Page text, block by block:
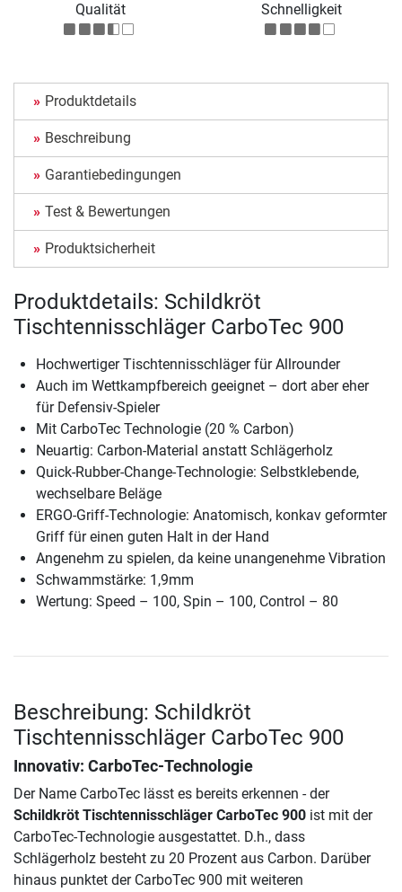
Qualität Schnelligkeit
Produktdetails
Beschreibung
Garantiebedingungen
Test & Bewertungen
Produktsicherheit
Produktdetails: Schildkröt
Tischtennisschläger CarboTec 900
Hochwertiger Tischtennisschläger für Allrounder
Auch im Wettkampfbereich geeignet – dort aber eher
für Defensiv-Spieler
Mit CarboTec Technologie (20 % Carbon)
Neuartig: Carbon-Material anstatt Schlägerholz
Quick-Rubber-Change-Technologie: Selbstklebende,
wechselbare Beläge
ERGO-Griff-Technologie: Anatomisch, konkav geformter
Griff für einen guten Halt in der Hand
Angenehm zu spielen, da keine unangenehme Vibration
Schwammstärke: 1,9mm
Wertung: Speed – 100, Spin – 100, Control – 80
Beschreibung: Schildkröt
Tischtennisschläger CarboTec 900
Innovativ: CarboTec-Technologie
Der Name CarboTec lässt es bereits erkennen - der
Schildkröt Tischtennisschläger CarboTec 900 ist mit der
CarboTec-Technologie ausgestattet. D.h., dass
Schlägerholz besteht zu 20 Prozent aus Carbon. Darüber
hinaus punktet der CarboTec 900 mit weiteren